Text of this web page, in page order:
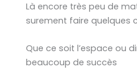
Là encore très peu de
surement faire quelques
Que ce soit l’espace ou
beaucoup de succès